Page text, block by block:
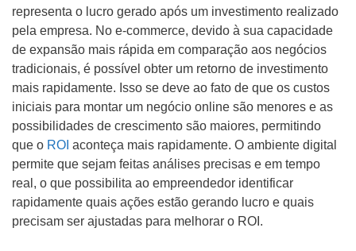
representa o lucro gerado após um investimento realizado
pela empresa. No e-commerce, devido à sua capacidade
de expansão mais rápida em comparação aos negócios
tradicionais, é possível obter um retorno de investimento
mais rapidamente. Isso se deve ao fato de que os custos
iniciais para montar um negócio online são menores e as
possibilidades de crescimento são maiores, permitindo
que o ROI aconteça mais rapidamente. O ambiente digital
permite que sejam feitas análises precisas e em tempo
real, o que possibilita ao empreendedor identificar
rapidamente quais ações estão gerando lucro e quais
precisam ser ajustadas para melhorar o ROI.